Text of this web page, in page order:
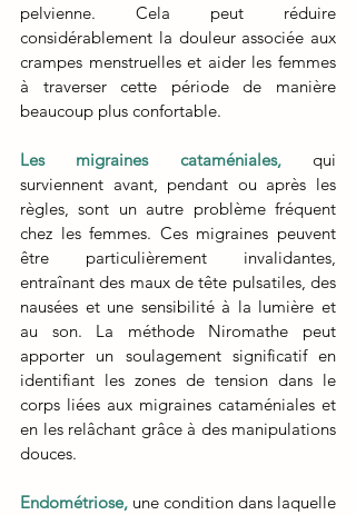
pelvienne. Cela peut réduire
considérablement la douleur associée aux
crampes menstruelles et aider les femmes
à traverser cette période de manière
beaucoup plus confortable.
Les migraines cataméniales, qui
surviennent avant, pendant ou après les
règles, sont un autre problème fréquent
chez les femmes. Ces migraines peuvent
être particulièrement invalidantes,
entraînant des maux de tête pulsatiles, des
nausées et une sensibilité à la lumière et
au son. La méthode Niromathe peut
apporter un soulagement significatif en
identifiant les zones de tension dans le
corps liées aux migraines cataméniales et
en les relâchant grâce à des manipulations
douces.
Endométriose, une condition dans laquelle